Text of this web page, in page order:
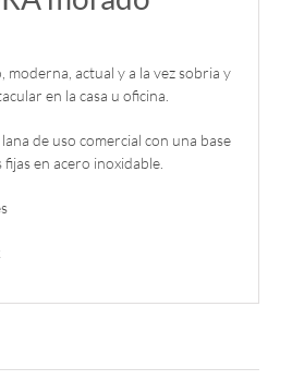
moderna, actual y a la vez sobria y
en la casa u oficina.
de uso comercial con una base
en acero inoxidable.